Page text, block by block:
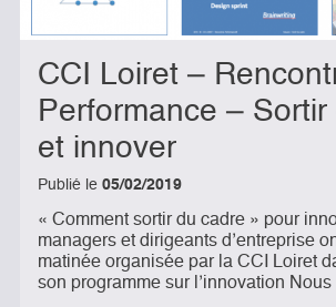
CCI Loiret –
Performance –
et innover
Publié le 05/02/2019
« Comment sortir du cadre » pour
managers et dirigeants d’entreprise
matinée organisée par la CCI Loiret
son programme sur l’innovation Nous